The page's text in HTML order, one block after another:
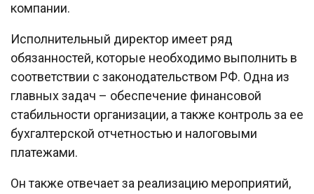
компании.
Исполнительный директор имеет ряд
обязанностей, которые необходимо выполнить в
соответствии с законодательством РФ. Одна из
главных задач – обеспечение финансовой
стабильности организации, а также контроль за ее
бухгалтерской отчетностью и налоговыми
платежами.
Он также отвечает за реализацию мероприятий,